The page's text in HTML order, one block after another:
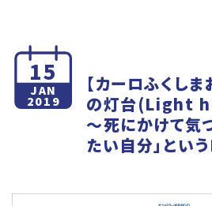
15
JAN
2019
【カーロふくし
の灯台(Light
～死にかけて気
たい自分」と